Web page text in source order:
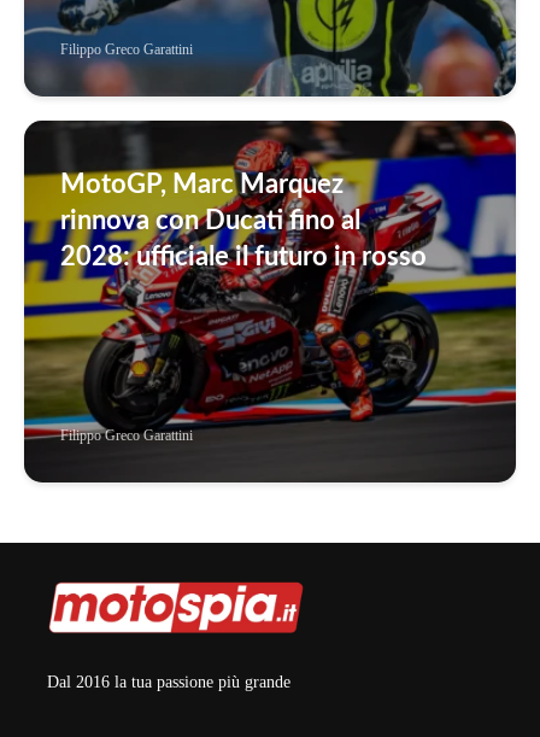
Filippo Greco Garattini
MotoGP, Marc Marquez
rinnova con Ducati fino al
2028: ufficiale il futuro in rosso
Filippo Greco Garattini
Dal 2016 la tua passione più grande